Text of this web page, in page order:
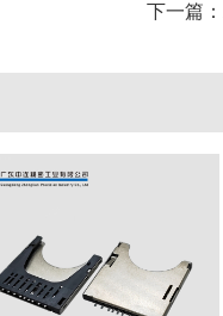
下一篇：